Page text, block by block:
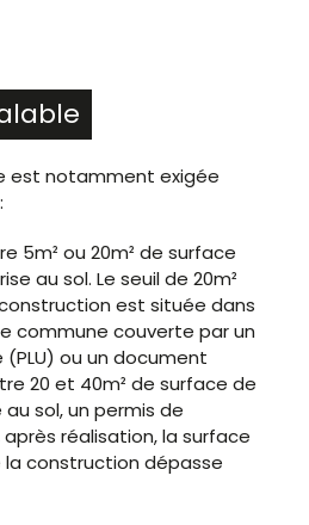
est notamment exigée
5m² ou 20m² de surface
au sol. Le seuil de 20m²
est située dans
commune couverte par un
(PLU) ou un document
20 et 40m² de surface de
sol, un permis de
réalisation, la surface
construction dépasse